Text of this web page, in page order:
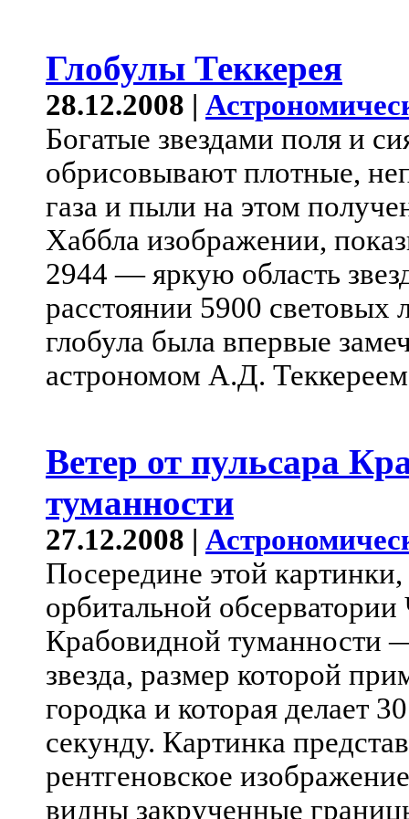
Глобулы Теккерея
28.12.2008 |
Богатые звездами поля и
обрисовывают плотные,
газа и пыли на этом
Хаббла изображении,
2944 — яркую область
расстоянии 5900 световых
глобула была впервые
астрономом А.Д.
Ветер от пульсара
туманности
27.12.2008 |
Посередине этой
орбитальной
Крабовидной туманности
звезда, размер которой
городка и которая делает
секунду. Картинка
рентгеновское
видны закрученные